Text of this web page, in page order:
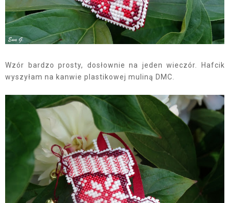
Wzór bardzo prosty, dosłownie na jeden wieczór. Hafcik
wyszyłam na kanwie plastikowej muliną DMC.